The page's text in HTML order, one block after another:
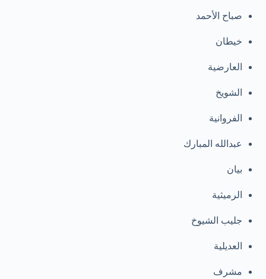
صباح الأحمد
خيطان
العارضية
الشويخ
الفروانية
عبدالله المبارك
بيان
الرميثية
جليب الشيوخ
العديلية
مشرف